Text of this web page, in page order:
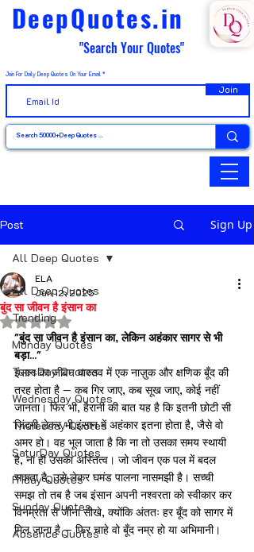
DeepQuotes.in
"Search Your Quotes"
Join For Daily Deep Quotes On Your Email
Join
Post Sign Up
All Deep Quotes
Trending
Monday Quotes
TuesDay Quotes
Wednesday Quotes
Thuresday Quotes
SaturDay Quotes
Friday Quotes
Sunday Quotes
Absence Quotes
All Deep Quotes
बुंद सा जीवन है इंसान का
ELA
Jun 12, 2025
Rated NaN out of 5 stars.
"बुंद सा जीवन है इंसान का, लेकिन अहंकार सागर से भी
बड़ा..."
इंसान का जीवन वास्तव में एक नाज़ुक और क्षणिक बूँद की
तरह होता है — कब गिर जाए, कब सूख जाए, कोई नहीं
जानता। फिर भी, हैरानी की बात यह है कि इतनी छोटी सी
ज़िंदगी लेकर भी इंसान में अहंकार इतना होता है, जैसे वो
अमर हो। वह भूल जाता है कि ना तो उसका समय स्थायी
है, ना ही उसका अस्तित्व। जो जीवन एक पल में बदल
सकता है, उसे लेकर घमंड पालना नासमझी है। सच्ची
समझ तो तब है जब इंसान अपनी नश्वरता को स्वीकार कर
विनम्रता से जीना सीखे, क्योंकि अंततः हर बूँद को सागर में
मिल जाना है — फिर चाहे वो बूँद नम्र हो या अभिमानी।